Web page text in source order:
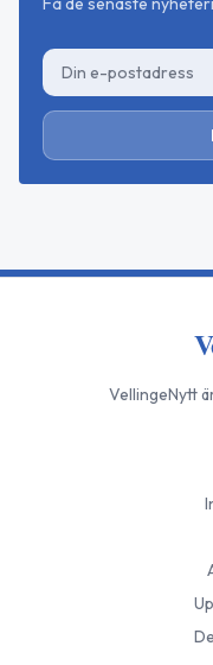
VellingeNytt